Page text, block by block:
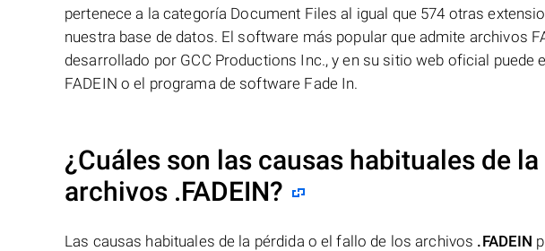
pertenece a la categoría Document Files al igual que 574 otras
nuestra base de datos. El software más popular que admite archivos
desarrollado por GCC Productions Inc., y en su sitio web oficial
FADEIN o el programa de software Fade In.
¿Cuáles son las causas habituales de
archivos .FADEIN?
Las causas habituales de la pérdida o el fallo de los archivos .FADEIN